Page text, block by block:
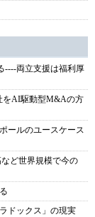
----両立支援は福利厚
をAI駆動型M&Aの方
ールのユースケース
ど世界規模で今の
ドックス」の現実